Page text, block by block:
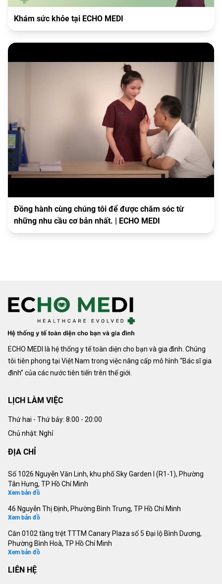
Khám sức khỏe tại ECHO MEDI
Đồng hành cùng chúng tôi để được chăm sóc từ
những nhu cầu cơ bản nhất. | ECHO MEDI
ECHO MEDI là hệ thống y tế toàn diện cho bạn và gia đình. Chúng
tôi tiên phong tại Việt Nam trong việc nâng cấp mô hình “Bác sĩ gia
đình” của các nước tiên tiến trên thế giới.
LỊCH LÀM VIỆC
Thứ hai - Thứ bảy: 8:00 - 20:00
Chủ nhật: Nghỉ
ĐỊA CHỈ
Số 1026 Nguyễn Văn Linh, khu phố Sky Garden I (R1-1), Phường
Tân Hưng, TP Hồ Chí Minh
Xem bản đồ
46 Nguyễn Thị Định, Phường Bình Trưng, TP Hồ Chí Minh
Xem bản đồ
Căn 0102 tầng trệt TTTM Canary Plaza số 5 Đại lộ Bình Dương,
Phường Bình Hoà, TP Hồ Chí Minh
Xem bản đồ
LIÊN HỆ